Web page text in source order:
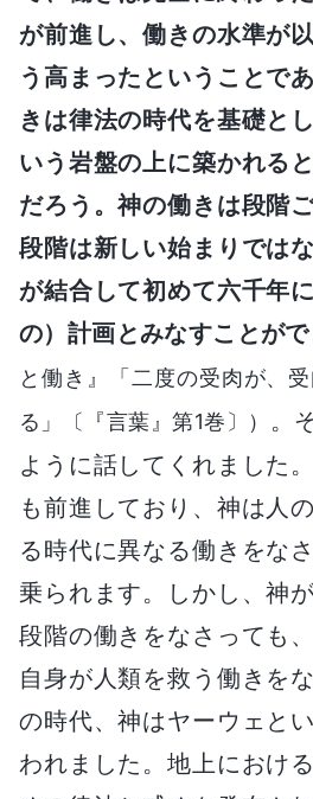
が前進し、働きの水準が
う高まったということで
きは律法の時代を基礎と
いう岩盤の上に築かれる
だろう。神の働きは段階
段階は新しい始まりでは
が結合して初めて六千年
の）計画とみなすことがで
と働き』「二度の受肉が、
る」〔『言葉』第1巻〕）
。
ように話してくれました
も前進しており、神は人
る時代に異なる働きをな
乗られます。しかし、神
段階の働きをなさっても
自身が人類を救う働きを
の時代、神はヤーウェと
われました。地上におけ